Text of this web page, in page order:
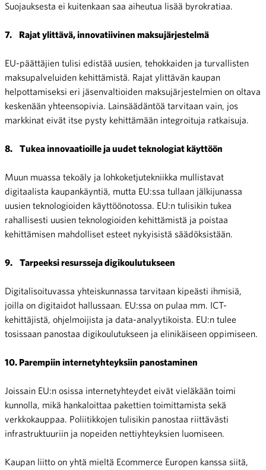
Suojauksesta ei kuitenkaan saa aiheutua lisää byrokratiaa.
7. Rajat ylittävä, innovatiivinen maksujärjestelmä
EU-päättäjien tulisi edistää uusien, tehokkaiden ja turvallisten
maksupalveluiden kehittämistä. Rajat ylittävän kaupan
helpottamiseksi eri jäsenvaltioiden maksujärjestelmien on oltava
keskenään yhteensopivia. Lainsäädäntöä tarvitaan vain, jos
markkinat eivät itse pysty kehittämään integroituja ratkaisuja.
8. Tukea innovaatioille ja uudet teknologiat käyttöön
Muun muassa tekoäly ja lohkoketjutekniikka mullistavat
digitaalista kaupankäyntiä, mutta EU:ssa tullaan jälkijunassa
uusien teknologioiden käyttöönotossa. EU:n tulisikin tukea
rahallisesti uusien teknologioiden kehittämistä ja poistaa
kehittämisen mahdolliset esteet nykyisistä säädöksistään.
9. Tarpeeksi resursseja digikoulutukseen
Digitalisoituvassa yhteiskunnassa tarvitaan kipeästi ihmisiä,
joilla on digitaidot hallussaan. EU:ssa on pulaa mm. ICT-
kehittäjistä, ohjelmoijista ja data-analyytikoista. EU:n tulee
tosissaan panostaa digikoulutukseen ja elinikäiseen oppimiseen.
10. Parempiin internetyhteyksiin panostaminen
Joissain EU:n osissa internetyhteydet eivät vieläkään toimi
kunnolla, mikä hankaloittaa pakettien toimittamista sekä
verkkokauppaa. Poliitikkojen tulisikin panostaa riittävästi
infrastruktuuriin ja nopeiden nettiyhteyksien luomiseen.
Kaupan liitto on yhtä mieltä Ecommerce Europen kanssa siitä,